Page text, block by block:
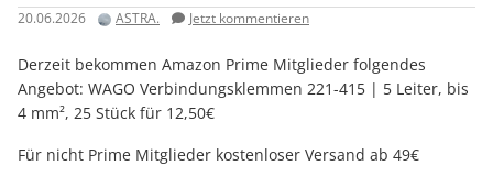
20.06.2026 ASTRA. Jetzt kommentieren
Derzeit bekommen Amazon Prime Mitglieder folgendes
Angebot: WAGO Verbindungsklemmen 221-415 | 5 Leiter, bis
4 mm², 25 Stück für 12,50€
Für nicht Prime Mitglieder kostenloser Versand ab 49€